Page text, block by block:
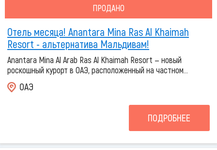
ПРОДАНО
Отель месяца! Anantara Mina Ras Al Khaimah
Resort - альтернатива Мальдивам!
Anantara Mina Al Arab Ras Al Khaimah Resort — новый
роскошный курорт в ОАЭ, расположенный на частном...
ОАЭ
ПОДРОБНЕЕ